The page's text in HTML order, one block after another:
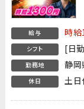
給与 時
シフト [日
勤務地 静岡
休日 土日